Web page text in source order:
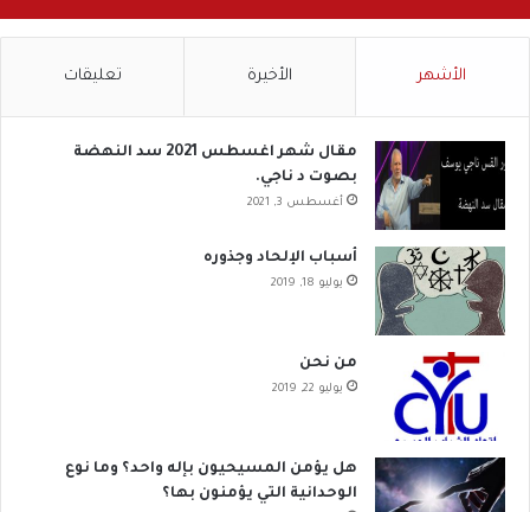
الأشهر الأخيرة تعليقات
مقال شهر اغسطس 2021 سد النهضة
بصوت د ناجي.
أغسطس 3, 2021
أسباب الإلحاد وجذوره
يوليو 18, 2019
من نحن
يوليو 22, 2019
هل يؤمن المسيحيون بإله واحد؟ وما نوع
الوحدانية التي يؤمنون بها؟